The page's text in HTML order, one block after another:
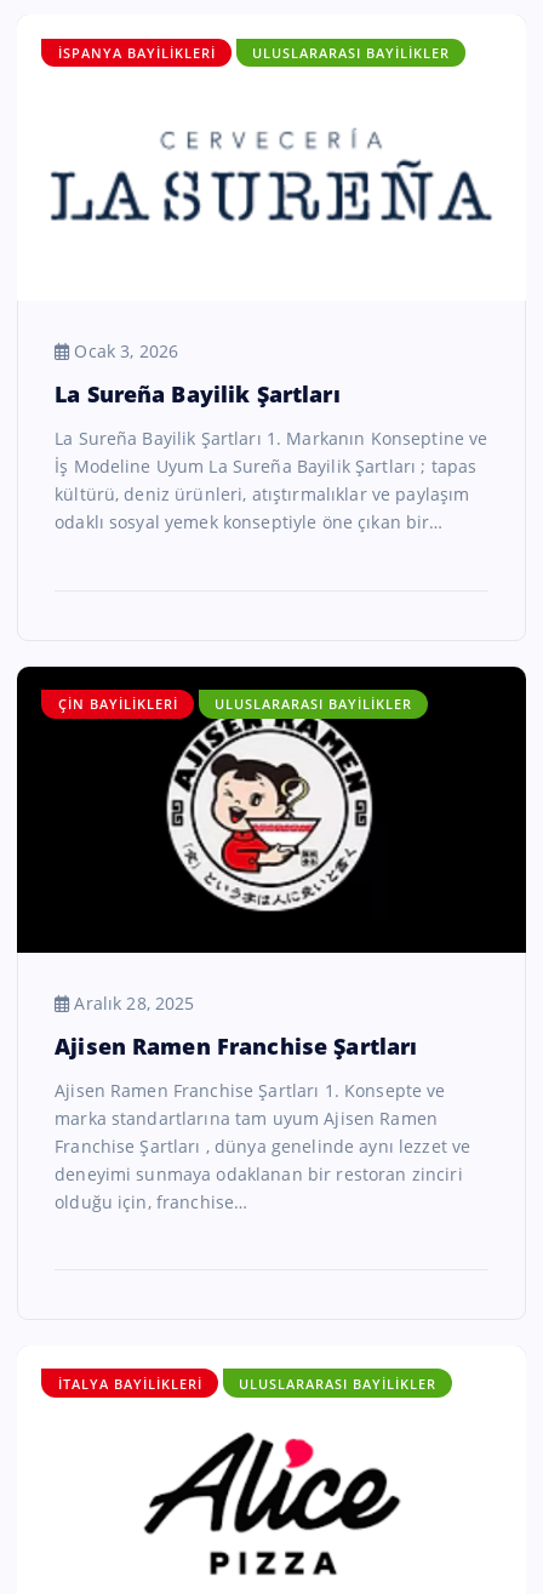
İSPANYA BAYILIKLERI ULUSLARARASI BAYILIKLER
Ocak 3, 2026
La Sureña Bayilik Şartları
La Sureña Bayilik Şartları 1. Markanın Konseptine ve
İş Modeline Uyum La Sureña Bayilik Şartları ; tapas
kültürü, deniz ürünleri, atıştırmalıklar ve paylaşım
odaklı sosyal yemek konseptiyle öne çıkan bir…
ÇIN BAYILIKLERI ULUSLARARASI BAYILIKLER
Aralık 28, 2025
Ajisen Ramen Franchise Şartları
Ajisen Ramen Franchise Şartları 1. Konsepte ve
marka standartlarına tam uyum Ajisen Ramen
Franchise Şartları , dünya genelinde aynı lezzet ve
deneyimi sunmaya odaklanan bir restoran zinciri
olduğu için, franchise…
İTALYA BAYILIKLERI ULUSLARARASI BAYILIKLER